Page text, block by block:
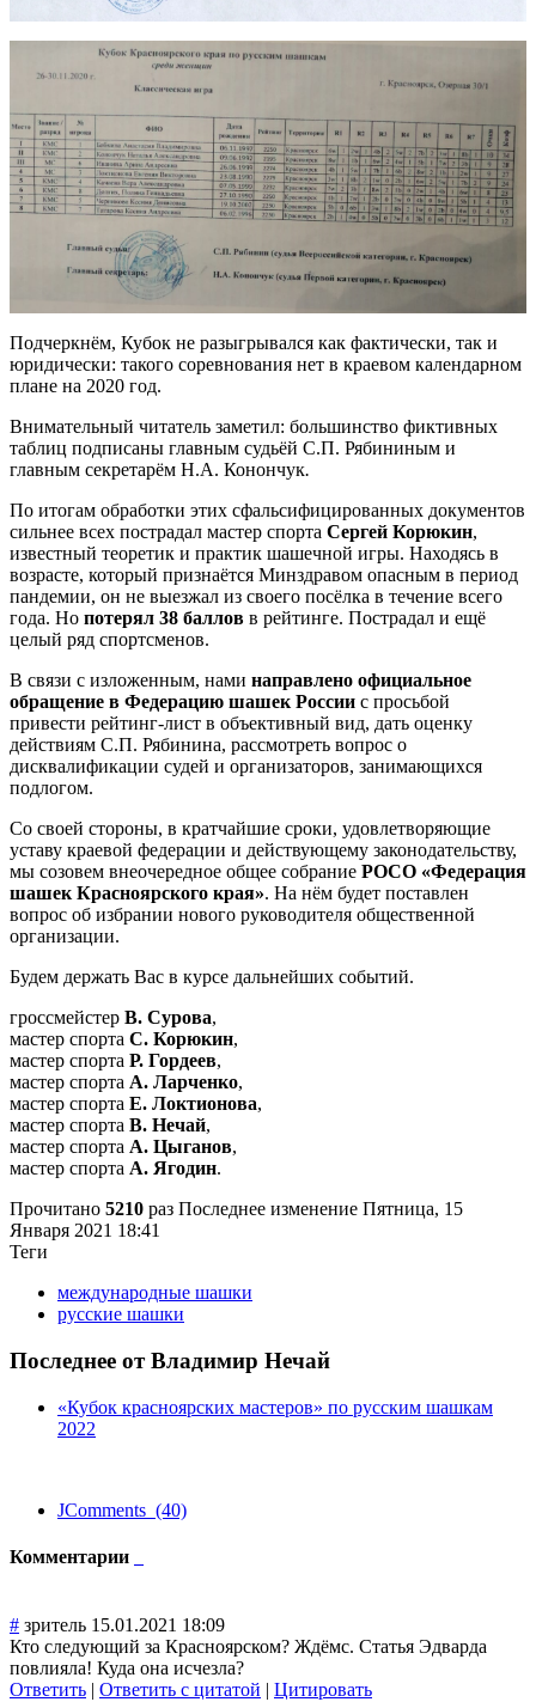
Подчеркнём, Кубок не разыгрывался как фактически, так и
юридически: такого соревнования нет в краевом календарном
плане на 2020 год.
Внимательный читатель заметил: большинство фиктивных
таблиц подписаны главным судьёй С.П. Рябининым и
главным секретарём Н.А. Конончук.
По итогам обработки этих сфальсифицированных документов
сильнее всех пострадал мастер спорта Сергей Корюкин,
известный теоретик и практик шашечной игры. Находясь в
возрасте, который признаётся Минздравом опасным в период
пандемии, он не выезжал из своего посёлка в течение всего
года. Но потерял 38 баллов в рейтинге. Пострадал и ещё
целый ряд спортсменов.
В связи с изложенным, нами направлено официальное
обращение в Федерацию шашек России с просьбой
привести рейтинг-лист в объективный вид, дать оценку
действиям С.П. Рябинина, рассмотреть вопрос о
дисквалификации судей и организаторов, занимающихся
подлогом.
Со своей стороны, в кратчайшие сроки, удовлетворяющие
уставу краевой федерации и действующему законодательству,
мы созовем внеочередное общее собрание РОСО «Федерация
шашек Красноярского края». На нём будет поставлен
вопрос об избрании нового руководителя общественной
организации.
Будем держать Вас в курсе дальнейших событий.
гроссмейстер В. Сурова,
мастер спорта С. Корюкин,
мастер спорта Р. Гордеев,
мастер спорта А. Ларченко,
мастер спорта Е. Локтионова,
мастер спорта В. Нечай,
мастер спорта А. Цыганов,
мастер спорта А. Ягодин.
Прочитано 5210 раз Последнее изменение Пятница, 15
Января 2021 18:41
Теги
международные шашки
русские шашки
Последнее от Владимир Нечай
«Кубок красноярских мастеров» по русским шашкам
2022
JComments (40)
Комментарии
# зритель 15.01.2021 18:09
Кто следующий за Красноярском? Ждёмс. Статья Эдварда
повлияла! Куда она исчезла?
Ответить | Ответить с цитатой | Цитировать